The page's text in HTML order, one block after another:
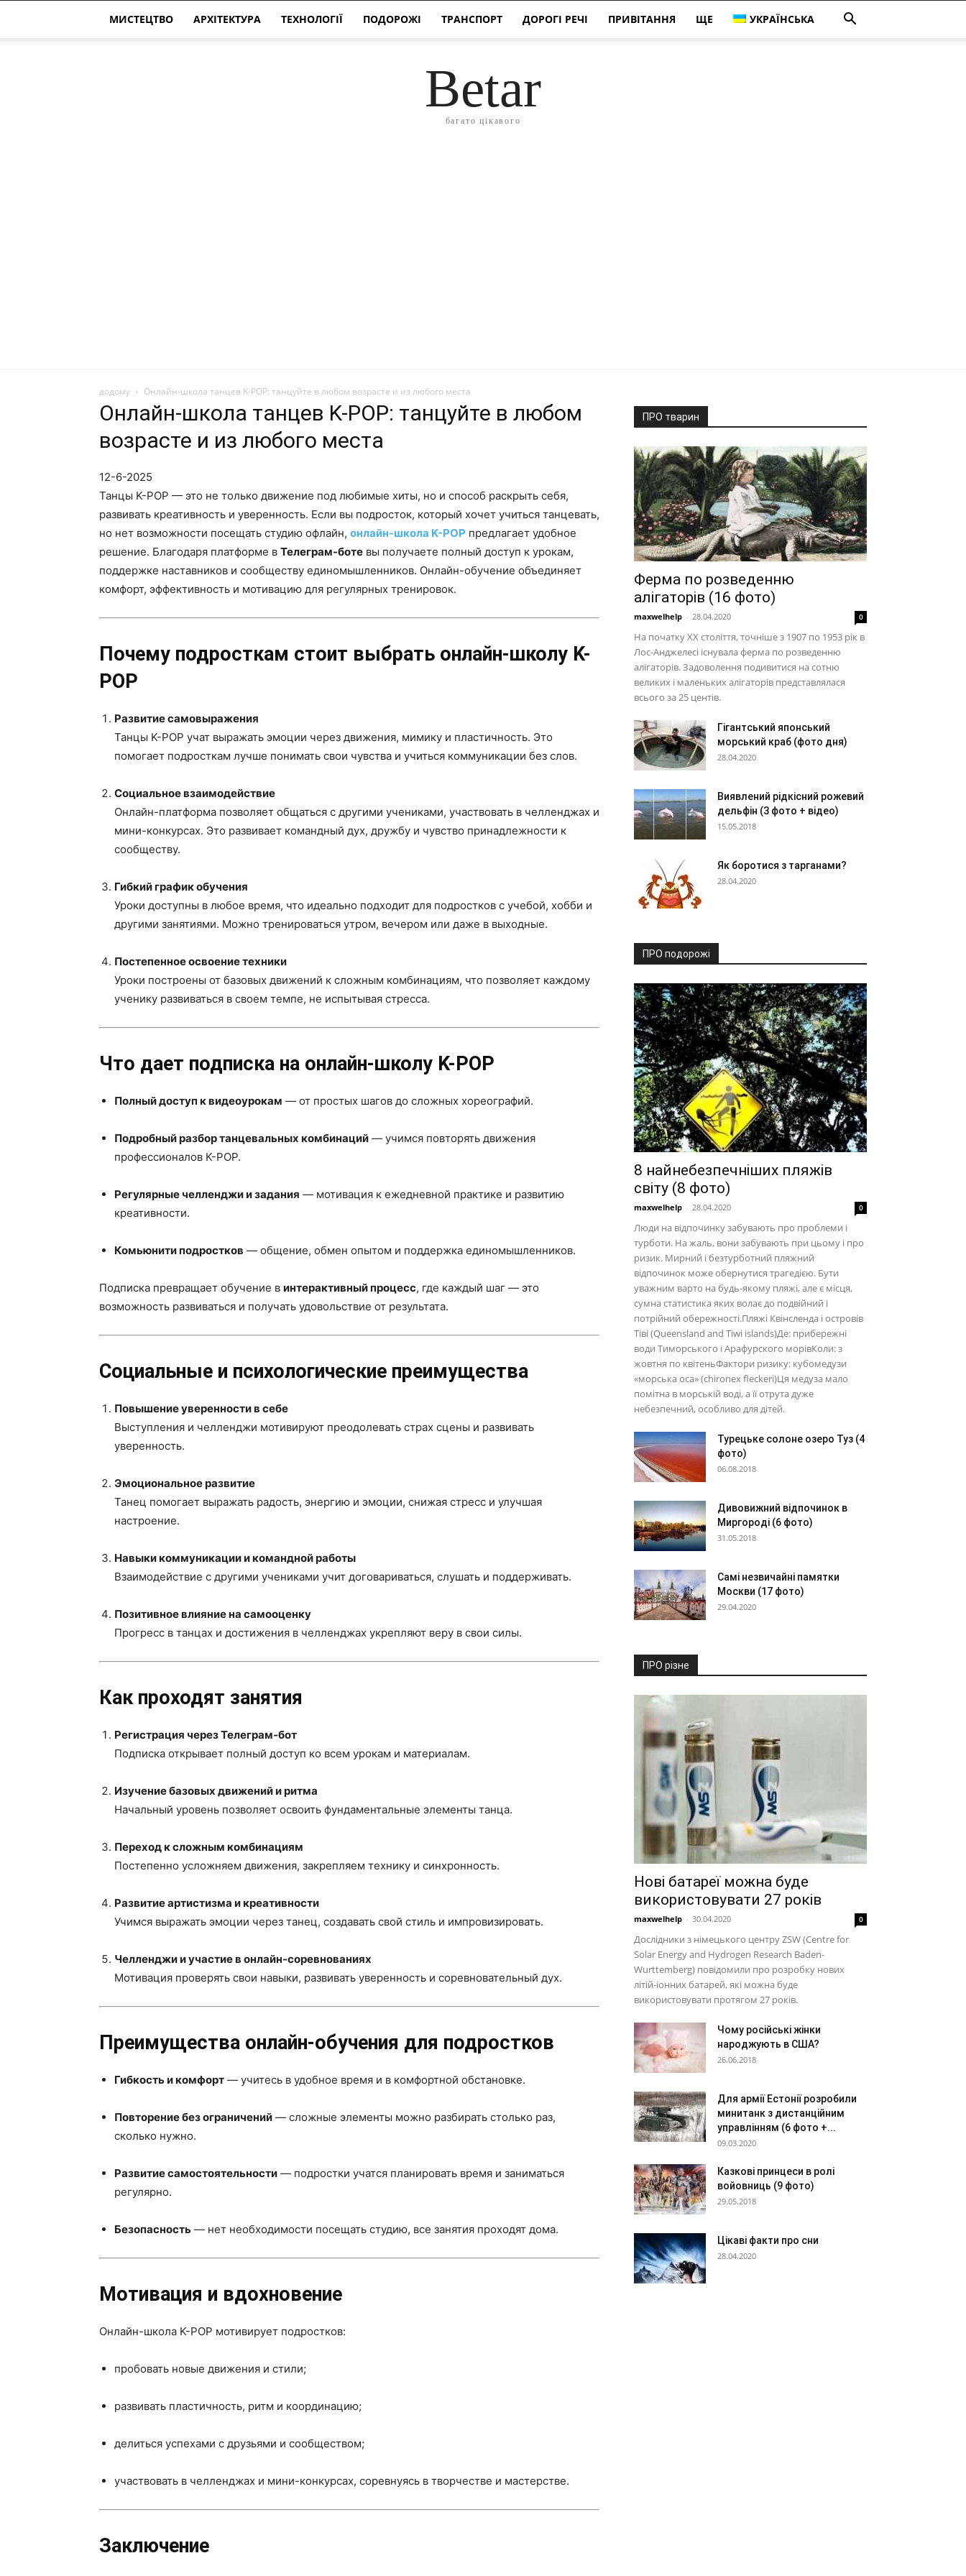
МИСТЕЦТВО АРХІТЕКТУРА ТЕХНОЛОГІЇ ПОДОРОЖІ ТРАНСПОРТ ДОРОГІ РЕЧІ ПРИВІТАННЯ ЩЕ УКРАЇНСЬКА
Betar
багато цікавого
додому Онлайн-школа танцев K-POP: танцуйте в любом возрасте и из любого места
Онлайн-школа танцев K-POP: танцуйте в любом
возрасте и из любого места
12-6-2025
Танцы K-POP — это не только движение под любимые хиты, но и способ раскрыть себя,
развивать креативность и уверенность. Если вы подросток, который хочет учиться танцевать,
но нет возможности посещать студию офлайн, онлайн-школа K-POP предлагает удобное
решение. Благодаря платформе в Телеграм-боте вы получаете полный доступ к урокам,
поддержке наставников и сообществу единомышленников. Онлайн-обучение объединяет
комфорт, эффективность и мотивацию для регулярных тренировок.
Почему подросткам стоит выбрать онлайн-школу K-
POP
Развитие самовыражения
Танцы K-POP учат выражать эмоции через движения, мимику и пластичность. Это
помогает подросткам лучше понимать свои чувства и учиться коммуникации без слов.
Социальное взаимодействие
Онлайн-платформа позволяет общаться с другими учениками, участвовать в челленджах и
мини-конкурсах. Это развивает командный дух, дружбу и чувство принадлежности к
сообществу.
Гибкий график обучения
Уроки доступны в любое время, что идеально подходит для подростков с учебой, хобби и
другими занятиями. Можно тренироваться утром, вечером или даже в выходные.
Постепенное освоение техники
Уроки построены от базовых движений к сложным комбинациям, что позволяет каждому
ученику развиваться в своем темпе, не испытывая стресса.
Что дает подписка на онлайн-школу K-POP
Полный доступ к видеоурокам — от простых шагов до сложных хореографий.
Подробный разбор танцевальных комбинаций — учимся повторять движения
профессионалов K-POP.
Регулярные челленджи и задания — мотивация к ежедневной практике и развитию
креативности.
Комьюнити подростков — общение, обмен опытом и поддержка единомышленников.
Подписка превращает обучение в интерактивный процесс, где каждый шаг — это
возможность развиваться и получать удовольствие от результата.
Социальные и психологические преимущества
Повышение уверенности в себе
Выступления и челленджи мотивируют преодолевать страх сцены и развивать
уверенность.
Эмоциональное развитие
Танец помогает выражать радость, энергию и эмоции, снижая стресс и улучшая
настроение.
Навыки коммуникации и командной работы
Взаимодействие с другими учениками учит договариваться, слушать и поддерживать.
Позитивное влияние на самооценку
Прогресс в танцах и достижения в челленджах укрепляют веру в свои силы.
Как проходят занятия
Регистрация через Телеграм-бот
Подписка открывает полный доступ ко всем урокам и материалам.
Изучение базовых движений и ритма
Начальный уровень позволяет освоить фундаментальные элементы танца.
Переход к сложным комбинациям
Постепенно усложняем движения, закрепляем технику и синхронность.
Развитие артистизма и креативности
Учимся выражать эмоции через танец, создавать свой стиль и импровизировать.
Челленджи и участие в онлайн-соревнованиях
Мотивация проверять свои навыки, развивать уверенность и соревновательный дух.
Преимущества онлайн-обучения для подростков
Гибкость и комфорт — учитесь в удобное время и в комфортной обстановке.
Повторение без ограничений — сложные элементы можно разбирать столько раз,
сколько нужно.
Развитие самостоятельности — подростки учатся планировать время и заниматься
регулярно.
Безопасность — нет необходимости посещать студию, все занятия проходят дома.
Мотивация и вдохновение
Онлайн-школа K-POP мотивирует подростков:
пробовать новые движения и стили;
развивать пластичность, ритм и координацию;
делиться успехами с друзьями и сообществом;
участвовать в челленджах и мини-конкурсах, соревнуясь в творчестве и мастерстве.
Заключение
ПРО тварин
Ферма по розведенню
алігаторів (16 фото)
maxwelhelp - 28.04.2020 0
На початку XX століття, точніше з 1907 по 1953 рік в
Лос-Анджелесі існувала ферма по розведенню
алігаторів. Задоволення подивитися на сотню
великих і маленьких алігаторів представлялася
всього за 25 центів.
Гігантський японський
морський краб (фото дня)
28.04.2020
Виявлений рідкісний рожевий
дельфін (3 фото + відео)
15.05.2018
Як боротися з тарганами?
28.04.2020
ПРО подорожі
8 найнебезпечніших пляжів
світу (8 фото)
maxwelhelp - 28.04.2020 0
Люди на відпочинку забувають про проблеми і
турботи. На жаль, вони забувають при цьому і про
ризик. Мирний і безтурботний пляжний
відпочинок може обернутися трагедією. Бути
уважним варто на будь-якому пляжі, але є місця,
сумна статистика яких волає до подвійний і
потрійний обережності.Пляжі Квінсленда і островів
Тіві (Queensland and Tiwi islands)Де: прибережні
води Тиморського і Арафурского морівКоли: з
жовтня по квітеньФактори ризику: кубомедузи
«морська оса» (chironex fleckeri)Ця медуза мало
помітна в морській воді, а її отрута дуже
небезпечний, особливо для дітей.
Турецьке солоне озеро Туз (4
фото)
06.08.2018
Дивовижний відпочинок в
Миргороді (6 фото)
31.05.2018
Самі незвичайні памятки
Москви (17 фото)
29.04.2020
ПРО різне
Нові батареї можна буде
використовувати 27 років
maxwelhelp - 30.04.2020 0
Дослідники з німецького центру ZSW (Centre for
Solar Energy and Hydrogen Research Baden-
Wurttemberg) повідомили про розробку нових
літій-іонних батарей, які можна буде
використовувати протягом 27 років.
Чому російські жінки
народжують в США?
26.06.2018
Для армії Естонії розробили
минитанк з дистанційним
управлінням (6 фото +...
09.03.2020
Казкові принцеси в ролі
войовниць (9 фото)
29.05.2018
Цікаві факти про сни
28.04.2020